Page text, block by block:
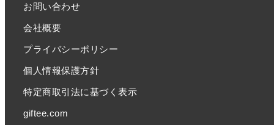
お問い合わせ
会社概要
プライバシーポリシー
個人情報保護方針
特定商取引法に基づく表示
giftee.com